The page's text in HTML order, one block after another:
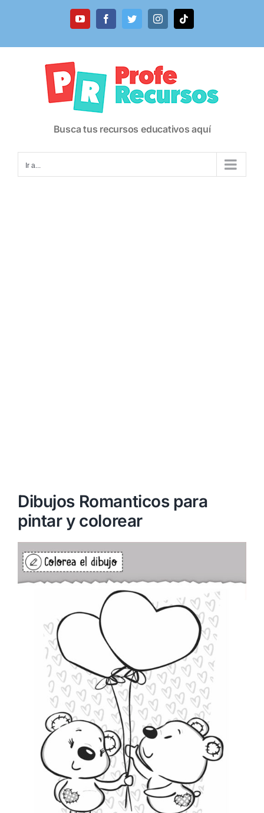
YouTubeFacebookTwitterInstagramTiktok
Busca tus recursos educativos aquí
Ir a...
Dibujos Romanticos para
pintar y colorear